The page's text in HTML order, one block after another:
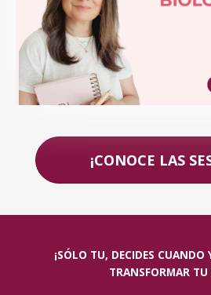
¡CONOCE LAS
¡SÓLO TU, DECIDES CUANDO
TRANSFORMAR TU